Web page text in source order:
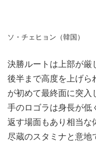
ソ・チェヒョン（韓国）
決勝ルートは上部が厳
後半まで高度を上げら
が初めて最終面に突入
手のロゴラは身長が低
返す場面もあり相当な
尽蔵のスタミナと意地